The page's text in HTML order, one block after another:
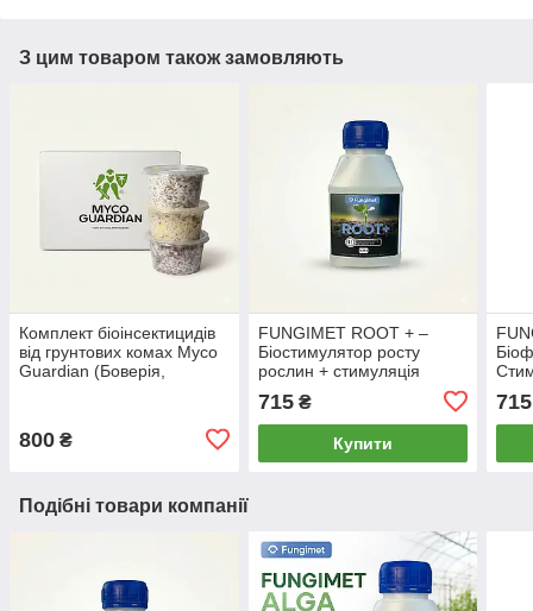
З цим товаром також замовляють
Комплект біоінсектицидів
від грунтових комах Myco
Guardian (Боверія,
800 ₴
FUNGIMET ROOT + –
Біостимулятор росту
рослин + стимуляція
мл)
715₴
Купити
715
Подібні товари компанії